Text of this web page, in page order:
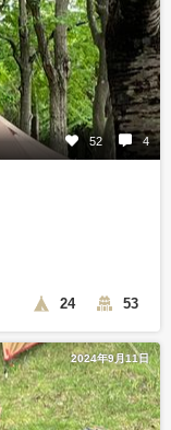
52 4
24 53
2024年9月11日